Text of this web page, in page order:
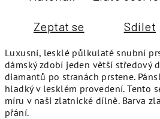
Luxusní, lesklé půlkulaté snubní
dámský zdobí jeden větší středový
diamantů po stranách prstene.
hladký v lesklém provedení. Tento
míru v naši zlatnické dílně. Barva
přání.
Zeptat se Sdílet